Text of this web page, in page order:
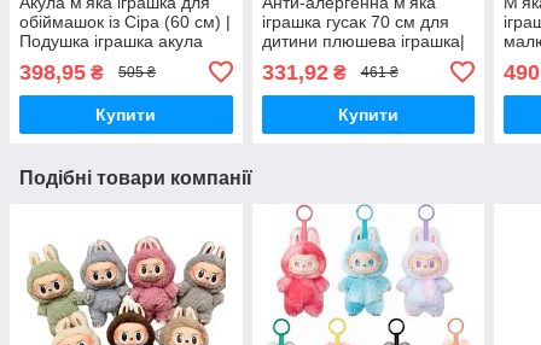
обіймашок із Сіра (60 см) |
Подушка іграшка акула
398,95 ₴ 505 ₴
Купити
іграшка гусак 70 см для
дитини плюшева іграшка|
Магка іграшка обіймашка
331,92₴ 461 ₴
Купити
Подібні товари компанії